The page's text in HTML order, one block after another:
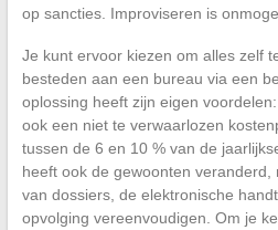
op sancties. Improviseren is
Je kunt ervoor kiezen om alles zelf
besteden aan een bureau via een
oplossing heeft zijn eigen
ook een niet te verwaarlozen
tussen de 6 en 10 % van de
heeft ook de gewoonten veranderd,
van dossiers, de elektronische
opvolging vereenvoudigen. Om je